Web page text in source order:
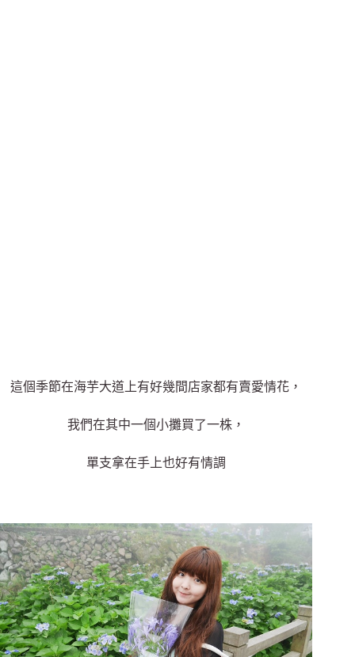
這個季節在海芋大道上有好幾間店家都有賣愛情花，
我們在其中一個小攤買了一株，
單支拿在手上也好有情調